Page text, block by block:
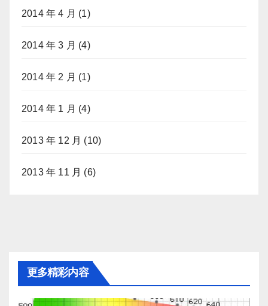
2014 年 4 月 (1)
2014 年 3 月 (4)
2014 年 2 月 (1)
2014 年 1 月 (4)
2013 年 12 月 (10)
2013 年 11 月 (6)
更多精彩内容